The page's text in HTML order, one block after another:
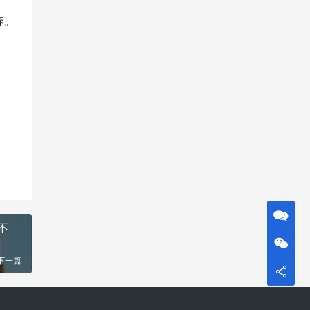
一篇